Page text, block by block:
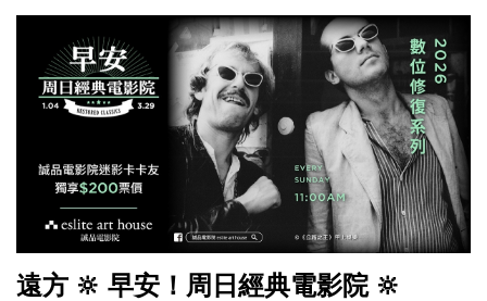
遠方 🔆 早安！周日經典電影院 🔆